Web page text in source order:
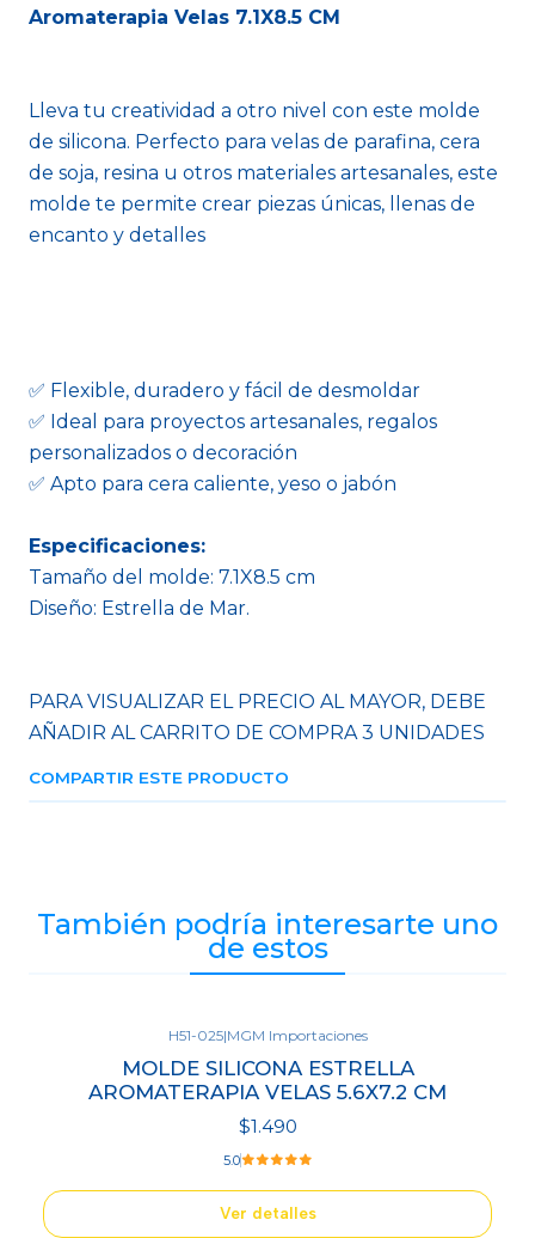
Aromaterapia Velas 7.1X8.5 CM
Lleva tu creatividad a otro nivel con este molde
de silicona. Perfecto para velas de parafina, cera
de soja, resina u otros materiales artesanales, este
molde te permite crear piezas únicas, llenas de
encanto y detalles
✅ Flexible, duradero y fácil de desmoldar
✅ Ideal para proyectos artesanales, regalos
personalizados o decoración
✅ Apto para cera caliente, yeso o jabón
Especificaciones:
Tamaño del molde: 7.1X8.5 cm
Diseño: Estrella de Mar.
PARA VISUALIZAR EL PRECIO AL MAYOR, DEBE
AÑADIR AL CARRITO DE COMPRA 3 UNIDADES
COMPARTIR ESTE PRODUCTO
También podría interesarte uno
de estos
H51-025|MGM Importaciones
MOLDE SILICONA ESTRELLA
AROMATERAPIA VELAS 5.6X7.2 CM
$1.490
5.0
Ver detalles